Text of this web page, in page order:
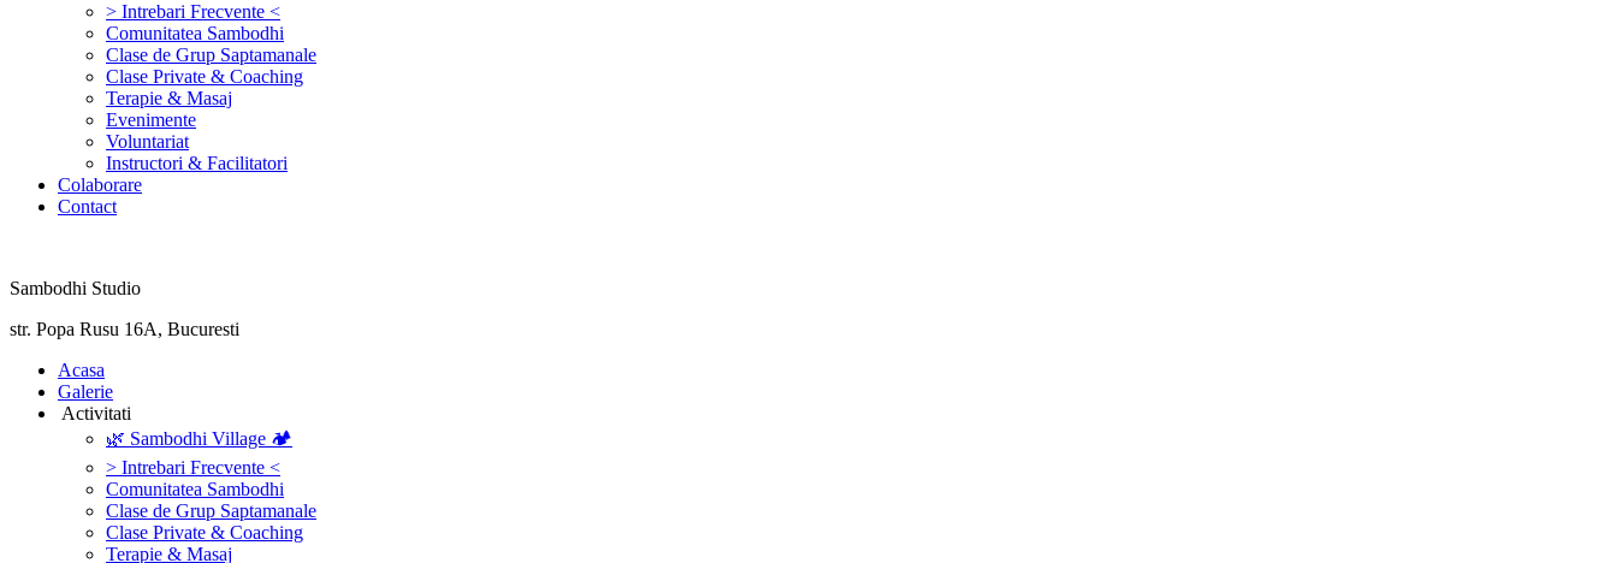
> Intrebari Frecvente <
Comunitatea Sambodhi
Clase de Grup Saptamanale
Clase Private & Coaching
Terapie & Masaj
‎Evenimente
Voluntariat
‏‏‎Instructori & Facilitatori
Colaborare
Contact
Sambodhi Studio
str. Popa Rusu 16A, Bucuresti
‎Acasa
Galerie
‎ ‎Activitati‎
🌿 Sambodhi Village 🏕️
> Intrebari Frecvente <
Comunitatea Sambodhi
Clase de Grup Saptamanale
Clase Private & Coaching
Terapie & Masaj